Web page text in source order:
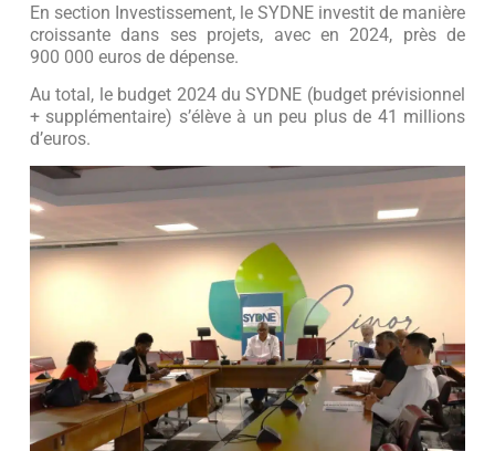
En section Investissement, le SYDNE investit de manière
croissante dans ses projets, avec en 2024, près de
900 000 euros de dépense.
Au total, le budget 2024 du SYDNE (budget prévisionnel
+ supplémentaire) s’élève à un peu plus de 41 millions
d’euros.